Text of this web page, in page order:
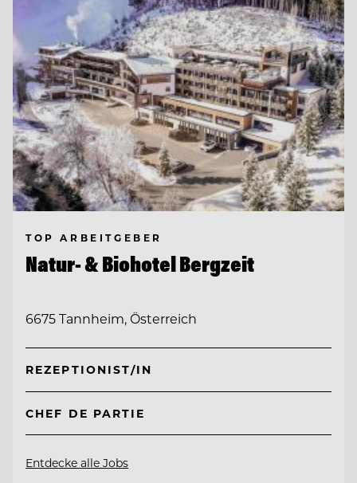
TOP ARBEITGEBER
Natur- & Biohotel Bergzeit
6675 Tannheim, Österreich
REZEPTIONIST/IN
CHEF DE PARTIE
Entdecke alle Jobs